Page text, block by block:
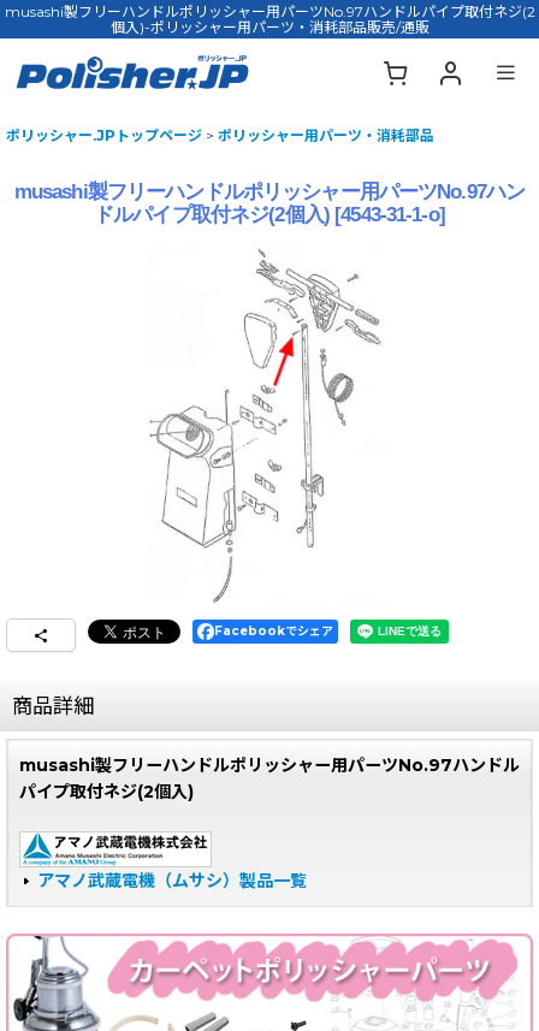
musashi製フリーハンドルポリッシャー用パーツNo.97ハンドルパイプ取付ネジ(2
個入)-ポリッシャー用パーツ・消耗部品販売/通販
ポリッシャー.JPトップページ > ポリッシャー用パーツ・消耗部品
musashi製フリーハンドルポリッシャー用パーツNo.97ハン
ドルパイプ取付ネジ(2個入) [4543-31-1-o]
Facebookでシェア
商品詳細
musashi製フリーハンドルポリッシャー用パーツNo.97ハンドル
パイプ取付ネジ(2個入)
アマノ武蔵電機（ムサシ）製品一覧